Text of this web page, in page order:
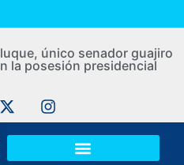
único senador guajiro
la posesión presidencial